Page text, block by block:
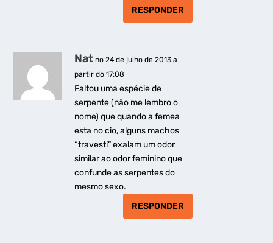
RESPONDER
Nat no 24 de julho de 2013 a
partir do 17:08
Faltou uma espécie de
serpente (não me lembro o
nome) que quando a femea
esta no cio, alguns machos
“travesti” exalam um odor
similar ao odor feminino que
confunde as serpentes do
mesmo sexo.
RESPONDER